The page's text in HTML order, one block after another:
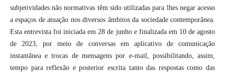
subjetividades não normativas têm sido utilizadas para lhes negar acesso
a espaços de atuação nos diversos âmbitos da sociedade contemporânea.
Esta entrevista foi iniciada em 28 de junho e finalizada em 10 de agosto
de 2023, por meio de conversas em aplicativo de comunicação
instantânea e trocas de mensagens por e-mail, possibilitando, assim,
tempo para reflexão e posterior escrita tanto das respostas como das